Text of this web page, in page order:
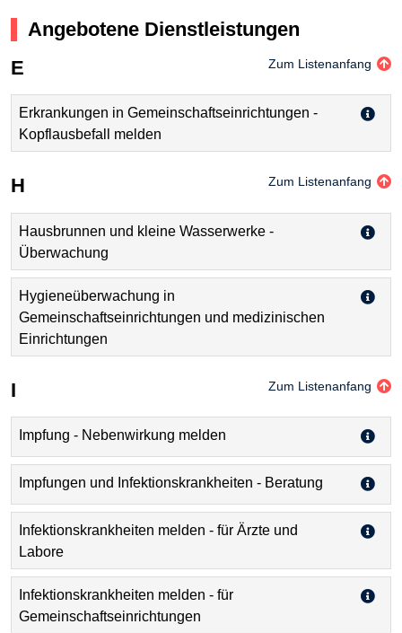
Angebotene Dienstleistungen
E
Zum Listenanfang
Erkrankungen in Gemeinschaftseinrichtungen -
Kopflausbefall melden
H Zum Listenanfang
Hausbrunnen und kleine Wasserwerke -
Überwachung
Hygieneüberwachung in
Gemeinschaftseinrichtungen und medizinischen
Einrichtungen
I Zum Listenanfang
Impfung - Nebenwirkung melden
Impfungen und Infektionskrankheiten - Beratung
Infektionskrankheiten melden - für Ärzte und
Labore
Infektionskrankheiten melden - für
Gemeinschaftseinrichtungen